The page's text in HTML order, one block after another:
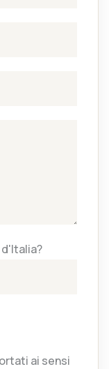
ai sensi